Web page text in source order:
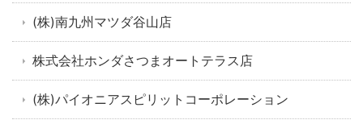
(株)南九州マツダ谷山店
株式会社ホンダさつまオートテラス店
(株)パイオニアスピリットコーポレーション